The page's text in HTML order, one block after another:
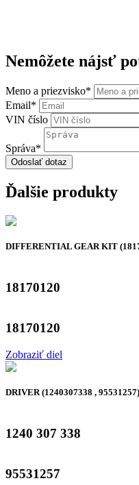
Nemôžete nájsť
Meno a priezvisko*
Email*
VIN číslo
Správa*
Odoslať dotaz
Ďalšie produkty
DIFFERENTIAL GEAR KIT
18170120
18170120
Zobraziť diel
DRIVER (1240307338 , 95531257)
1240 307 338
95531257